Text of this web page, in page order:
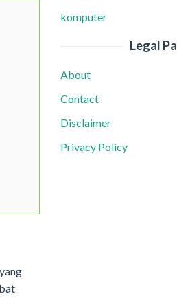
komputer
Legal
About
Contact
Disclaimer
Privacy Policy